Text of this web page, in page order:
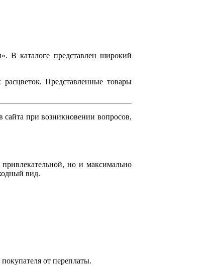
В каталоге представлен широкий
Представленные товары
сайта при возникновении вопросов,
но и максимально
вид.
от переплаты.